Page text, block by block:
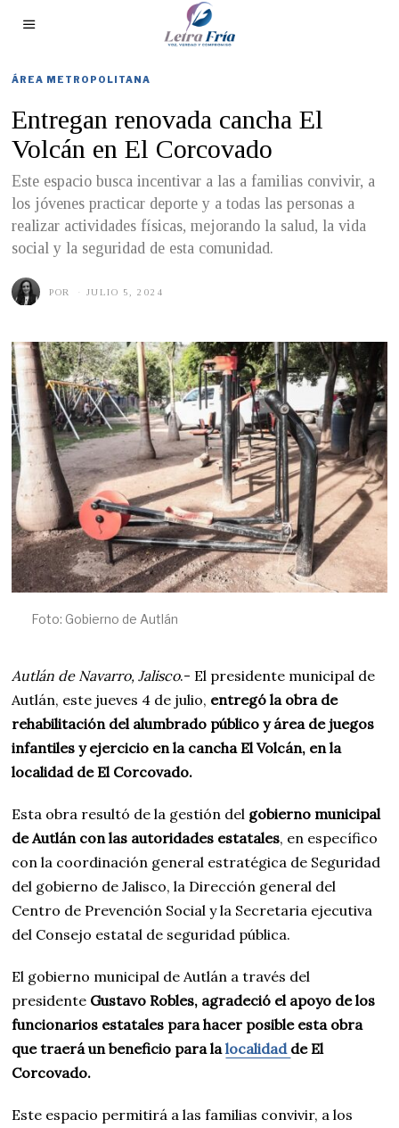
ÁREA METROPOLITANA
Entregan renovada cancha El
Volcán en El Corcovado
Este espacio busca incentivar a las a familias convivir, a
los jóvenes practicar deporte y a todas las personas a
realizar actividades físicas, mejorando la salud, la vida
social y la seguridad de esta comunidad.
POR JULIO 5, 2024
O
5
,
2
0
2
4
Foto: Gobierno de Autlán
Autlán de Navarro, Jalisco.- El presidente municipal de
Autlán, este jueves 4 de julio, entregó la obra de
rehabilitación del alumbrado público y área de juegos
infantiles y ejercicio en la cancha El Volcán, en la
localidad de El Corcovado.
Esta obra resultó de la gestión del gobierno municipal
de Autlán con las autoridades estatales, en específico
con la coordinación general estratégica de Seguridad
del gobierno de Jalisco, la Dirección general del
Centro de Prevención Social y la Secretaria ejecutiva
del Consejo estatal de seguridad pública.
El gobierno municipal de Autlán a través del
presidente Gustavo Robles, agradeció el apoyo de los
funcionarios estatales para hacer posible esta obra
que traerá un beneficio para lalocalidad de El
Corcovado.
Este espacio permitirá a las familias convivir, a los